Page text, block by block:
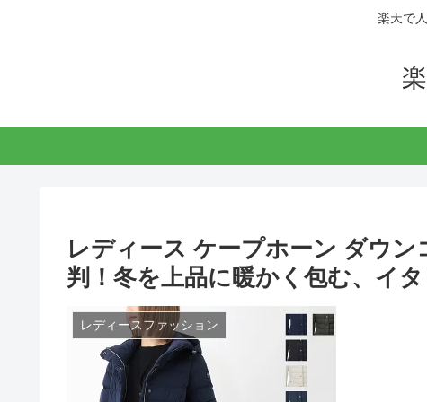
楽天で
レディース ケープホーン ダウ
判！冬を上品に暖かく包む、イ
レディースファッション